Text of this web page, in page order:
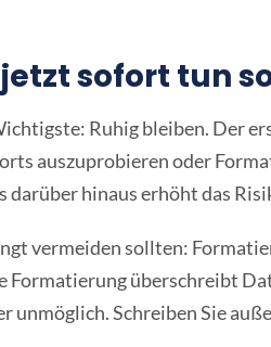
jetzt sofort tun
Ruhig bleiben. Der
auszuprobieren oder
darüber hinaus erhöht das
vermeiden sollten:
Formatierung überschreibt
unmöglich. Schreiben Sie